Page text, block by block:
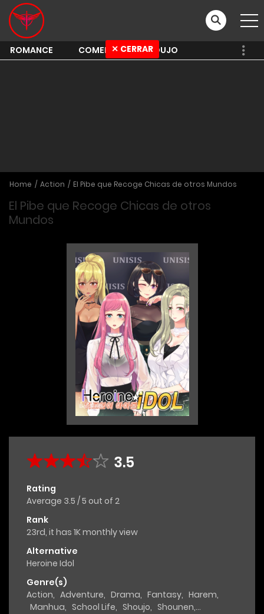
ROMANCE COMEDY SHOUJO
Home Action El Pibe que Recoge Chicas de otros Mundos
El Pibe que Recoge Chicas de otros
Mundos
3.5
Rating
Average 3.5 /5 out of 2
Rank
23rd, it has 1K monthly view
Alternative
Heroine Idol
Genre(s)
Action, Adventure, Drama, Fantasy, Harem,
Manhua, School Life, Shoujo, Shounen,
✕ CERRAR